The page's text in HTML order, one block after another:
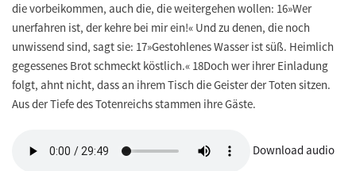
die vorbeikommen, auch die, die weitergehen wollen: 16»Wer
unerfahren ist, der kehre bei mir ein!« Und zu denen, die noch
unwissend sind, sagt sie: 17»Gestohlenes Wasser ist süß. Heimlich
gegessenes Brot schmeckt köstlich.« 18Doch wer ihrer Einladung
folgt, ahnt nicht, dass an ihrem Tisch die Geister der Toten sitzen.
Aus der Tiefe des Totenreichs stammen ihre Gäste.
Download audio